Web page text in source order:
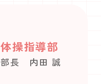
体操指導部
部長 内田 誠